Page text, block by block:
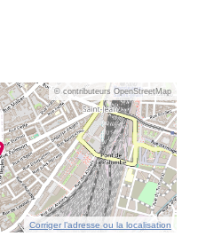
© contributeurs OpenStreetMap
Corriger l’adresse ou la localisation